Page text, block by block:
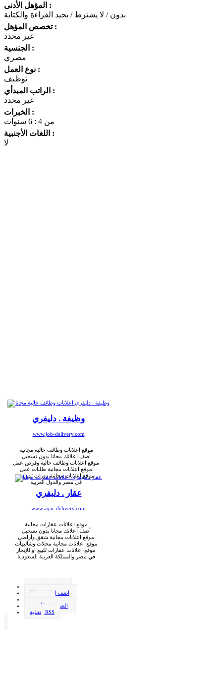
المؤهل الأدنى :
بدون / لا يشترط / يجيد القراءة والكتابة
تخصص المؤهل :
غير محدد
الجنسية :
مصري
نوع العمل :
توظيف
الراتب المبدأي :
غير محدد
الخبرات :
من 4 : 6 سنوات
اللغات الأجنبية :
لا
وظيفة . دليفري
www.job-delivery.com
موقع اعلانات وظائف خالية مجانية
أضف اعلانك مجانا بدون تسجيل
موقع اعلانات وظائف خالية وفرص عمل
موقع اعلانات مجانية طلبات عمل
موقع اعلانات مجانية دورات تدريبية
في مصر والدول العربية
عقار . دليفري
www.aqar-delivery.com
موقع اعلانات عقارات مجانية
أضف اعلانك مجانا بدون تسجيل
موقع اعلانات مجانية شقق وأراضي
موقع اعلانات مجانية محلات وشاليهات
موقع اعلانات عقارات للبيع او للإيجار
في مصر والمملكة العربية السعودية
وظيفة . دليفري
اضف اعلانك مجانا
اتصل بنا
الشروط والأحكام
تغذية RSS